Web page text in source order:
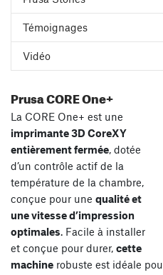
Témoignages
Vidéo
Prusa CORE One+
La CORE One+ est une
imprimante 3D CoreXY
entièrement fermée, dotée
d’un contrôle actif de la
température de la chambre,
conçue pour une qualité et
une vitesse d’impression
optimales. Facile à installer
et conçue pour durer, cette
machine robuste est idéale